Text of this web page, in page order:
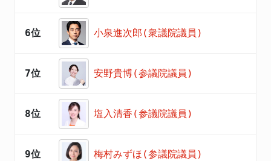
6位 小泉進次郎(衆議院議員)
7位 安野貴博(参議院議員)
8位 塩入清香(参議院議員)
9位 梅村みずほ(参議院議員)